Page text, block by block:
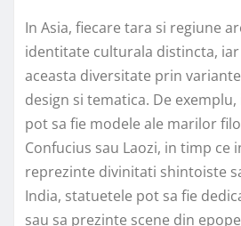
In Asia, fiecare tara si regiune
identitate culturala distincta,
aceasta diversitate prin
design si tematica. De
pot sa fie modele ale marilor
Confucius sau Laozi, in timp ce
reprezinte divinitati shintoiste
India, statuetele pot sa fie
sau sa prezinte scene din